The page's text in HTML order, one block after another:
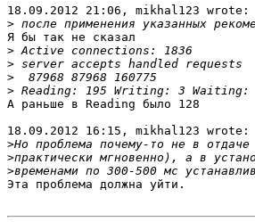
18.09.2012 21:06, mikhal123 wrote:
>
Я бы так не сказал
>
>
>
>
А раньше в Reading было 128
18.09.2012 16:15, mikhal123 wrote:
>
>
>
Эта проблема должна уйти.